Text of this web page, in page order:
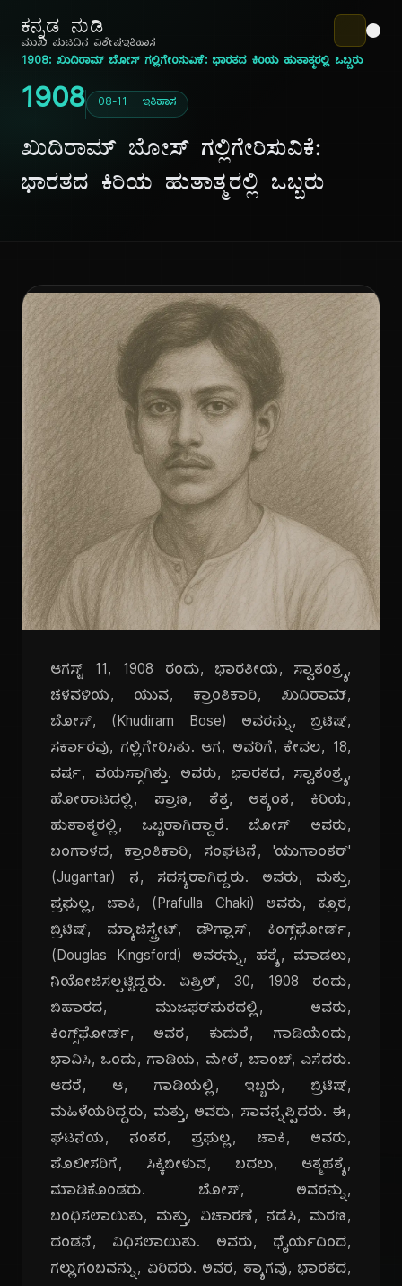
ಕನ್ನಡ ನುಡಿ
ಮುಖ ಪುಟದಿನ ವಿಶೇಷಇತಿಹಾಸ
1908: ಖುದಿರಾಮ್ ಬೋಸ್ ಗಲ್ಲಿಗೇರಿಸುವಿಕೆ: ಭಾರತದ ಕಿರಿಯ ಹುತಾತ್ಮರಲ್ಲಿ ಒಬ್ಬರು
1908 08-11 · ಇತಿಹಾಸ
ಖುದಿರಾಮ್ ಬೋಸ್ ಗಲ್ಲಿಗೇರಿಸುವಿಕೆ:
ಭಾರತದ ಕಿರಿಯ ಹುತಾತ್ಮರಲ್ಲಿ ಒಬ್ಬರು
ಆಗಸ್ಟ್ 11, 1908 ರಂದು, ಭಾರತೀಯ, ಸ್ವಾತಂತ್ರ್ಯ,
ಚಳವಳಿಯ, ಯುವ, ಕ್ರಾಂತಿಕಾರಿ, ಖುದಿರಾಮ್,
ಬೋಸ್, (Khudiram Bose) ಅವರನ್ನು, ಬ್ರಿಟಿಷ್,
ಸರ್ಕಾರವು, ಗಲ್ಲಿಗೇರಿಸಿತು. ಆಗ, ಅವರಿಗೆ, ಕೇವಲ, 18,
ವರ್ಷ, ವಯಸ್ಸಾಗಿತ್ತು. ಅವರು, ಭಾರತದ, ಸ್ವಾತಂತ್ರ್ಯ,
ಹೋರಾಟದಲ್ಲಿ, ಪ್ರಾಣ, ತೆತ್ತ, ಅತ್ಯಂತ, ಕಿರಿಯ,
ಹುತಾತ್ಮರಲ್ಲಿ, ಒಬ್ಬರಾಗಿದ್ದಾರೆ. ಬೋಸ್ ಅವರು,
ಬಂಗಾಳದ, ಕ್ರಾಂತಿಕಾರಿ, ಸಂಘಟನೆ, 'ಯುಗಾಂತರ್'
(Jugantar) ನ, ಸದಸ್ಯರಾಗಿದ್ದರು. ಅವರು, ಮತ್ತು,
ಪ್ರಫುಲ್ಲ, ಚಾಕಿ, (Prafulla Chaki) ಅವರು, ಕ್ರೂರ,
ಬ್ರಿಟಿಷ್, ಮ್ಯಾಜಿಸ್ಟ್ರೇಟ್, ಡೌಗ್ಲಾಸ್, ಕಿಂಗ್ಸ್‌ಫೋರ್ಡ್,
(Douglas Kingsford) ಅವರನ್ನು, ಹತ್ಯೆ, ಮಾಡಲು,
ನಿಯೋಜಿಸಲ್ಪಟ್ಟಿದ್ದರು. ಏಪ್ರಿಲ್, 30, 1908 ರಂದು,
ಬಿಹಾರದ, ಮುಜಫರ್‌ಪುರದಲ್ಲಿ, ಅವರು,
ಕಿಂಗ್ಸ್‌ಫೋರ್ಡ್, ಅವರ, ಕುದುರೆ, ಗಾಡಿಯೆಂದು,
ಭಾವಿಸಿ, ಒಂದು, ಗಾಡಿಯ, ಮೇಲೆ, ಬಾಂಬ್, ಎಸೆದರು.
ಆದರೆ, ಆ, ಗಾಡಿಯಲ್ಲಿ, ಇಬ್ಬರು, ಬ್ರಿಟಿಷ್,
ಮಹಿಳೆಯರಿದ್ದರು, ಮತ್ತು, ಅವರು, ಸಾವನ್ನಪ್ಪಿದರು. ಈ,
ಘಟನೆಯ, ನಂತರ, ಪ್ರಫುಲ್ಲ, ಚಾಕಿ, ಅವರು,
ಪೊಲೀಸರಿಗೆ, ಸಿಕ್ಕಿಬೀಳುವ, ಬದಲು, ಆತ್ಮಹತ್ಯೆ,
ಮಾಡಿಕೊಂಡರು. ಬೋಸ್, ಅವರನ್ನು,
ಬಂಧಿಸಲಾಯಿತು, ಮತ್ತು, ವಿಚಾರಣೆ, ನಡೆಸಿ, ಮರಣ,
ದಂಡನೆ, ವಿಧಿಸಲಾಯಿತು. ಅವರು, ಧೈರ್ಯದಿಂದ,
ಗಲ್ಲುಗಂಬವನ್ನು, ಏರಿದರು. ಅವರ, ತ್ಯಾಗವು, ಭಾರತದ,